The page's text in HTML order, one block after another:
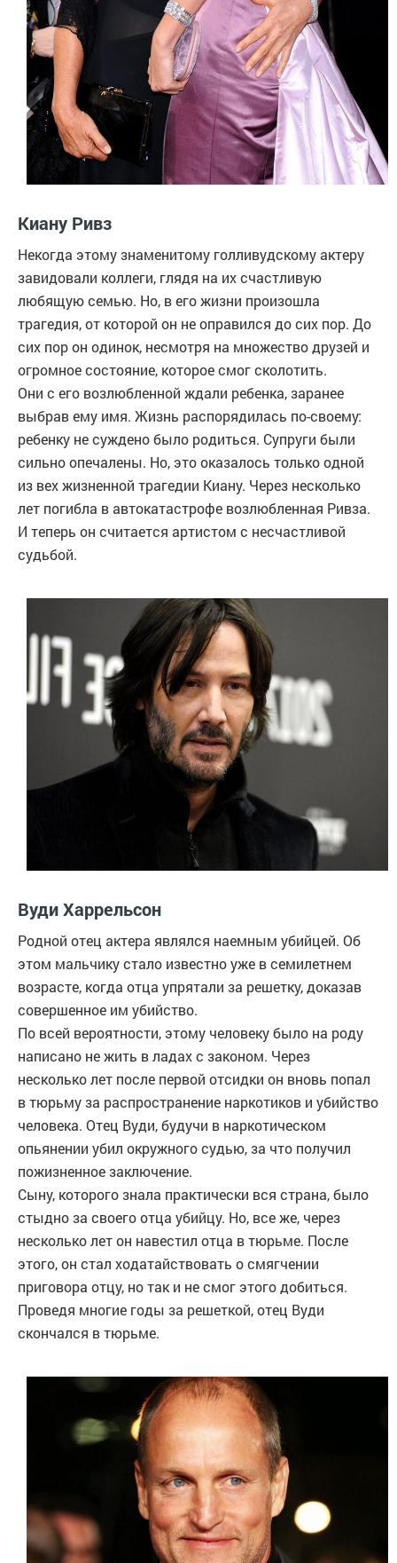
Киану Ривз
Некогда этому знаменитому голливудскому актеру
завидовали коллеги, глядя на их счастливую
любящую семью. Но, в его жизни произошла
трагедия, от которой он не оправился до сих пор. До
сих пор он одинок, несмотря на множество друзей и
огромное состояние, которое смог сколотить.
Они с его возлюбленной ждали ребенка, заранее
выбрав ему имя. Жизнь распорядилась по-своему:
ребенку не суждено было родиться. Супруги были
сильно опечалены. Но, это оказалось только одной
из вех жизненной трагедии Киану. Через несколько
лет погибла в автокатастрофе возлюбленная Ривза.
И теперь он считается артистом с несчастливой
судьбой.
Вуди Харрельсон
Родной отец актера являлся наемным убийцей. Об
этом мальчику стало известно уже в семилетнем
возрасте, когда отца упрятали за решетку, доказав
совершенное им убийство.
По всей вероятности, этому человеку было на роду
написано не жить в ладах с законом. Через
несколько лет после первой отсидки он вновь попал
в тюрьму за распространение наркотиков и убийство
человека. Отец Вуди, будучи в наркотическом
опьянении убил окружного судью, за что получил
пожизненное заключение.
Сыну, которого знала практически вся страна, было
стыдно за своего отца убийцу. Но, все же, через
несколько лет он навестил отца в тюрьме. После
этого, он стал ходатайствовать о смягчении
приговора отцу, но так и не смог этого добиться.
Проведя многие годы за решеткой, отец Вуди
скончался в тюрьме.